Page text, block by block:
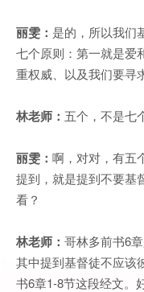
丽雯： 是的，所以我们
七个原则：第一就是爱
重权威、以及我们要寻
林老师： 五个，不是七
丽雯： 啊，对对，有五
提到，就是提到不要基
看？
林老师： 哥林多前书6
其中提到基督徒不应该
书6章1-8节这段经文。